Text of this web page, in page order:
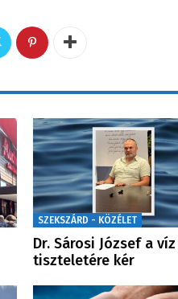
SZEKSZÁRD - KÖZÉLET
Dr. Sárosi József a víz
tiszteletére kér